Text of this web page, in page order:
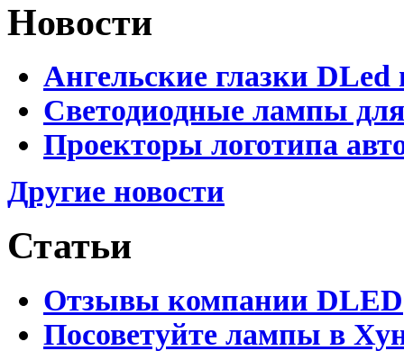
Новости
Ангельские глазки DLed
Светодиодные лампы
Проекторы логотипа
Другие новости
Статьи
Отзывы компании DLED
Посоветуйте лампы в